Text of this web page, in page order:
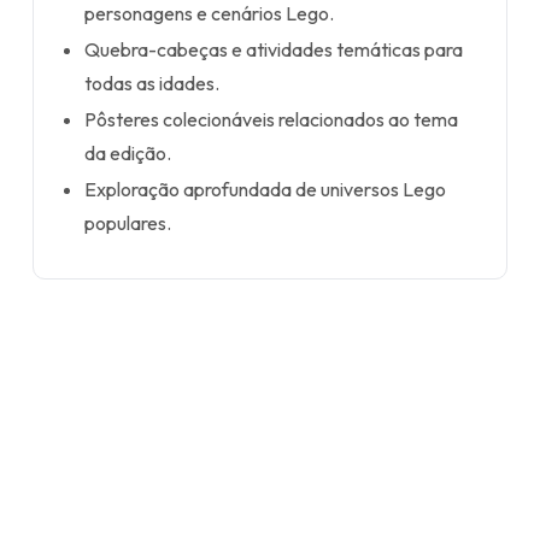
personagens e cenários Lego.
Quebra-cabeças e atividades temáticas para
todas as idades.
Pôsteres colecionáveis relacionados ao tema
da edição.
Exploração aprofundada de universos Lego
populares.